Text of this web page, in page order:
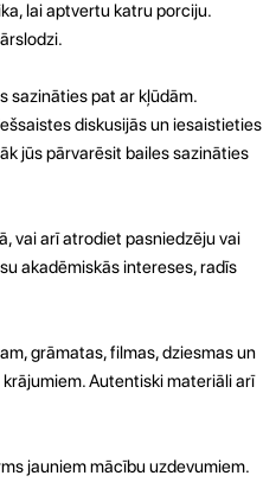
lai aptvertu katru porciju.
sazināties pat ar kļūdām.
diskusijās un iesaistieties
jūs pārvarēsit bailes sazināties
vai arī atrodiet pasniedzēju vai
akadēmiskās intereses, radīs
grāmatas, filmas, dziesmas un
Autentiski materiāli arī
jauniem mācību uzdevumiem.